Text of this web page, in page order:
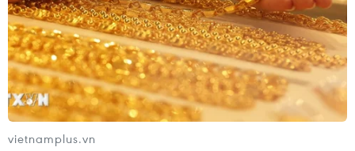
vietnamplus.vn